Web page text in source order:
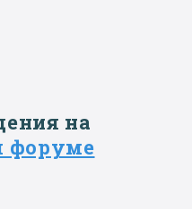
на
форуме